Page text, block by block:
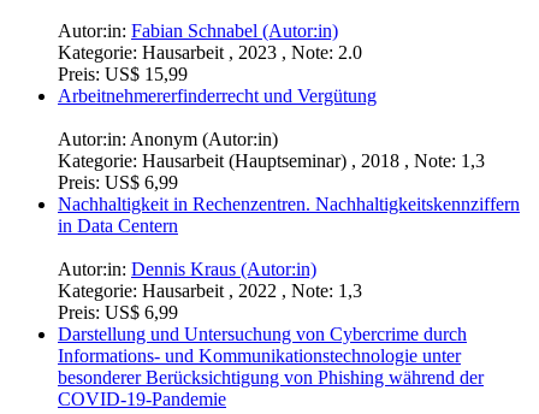
Autor:in: Fabian Schnabel (Autor:in)
Kategorie: Hausarbeit , 2023 , Note: 2.0
Preis: US$ 15,99
Arbeitnehmererfinderrecht und Vergütung
Autor:in: Anonym (Autor:in)
Kategorie: Hausarbeit (Hauptseminar) , 2018 , Note: 1,3
Preis: US$ 6,99
Nachhaltigkeit in Rechenzentren. Nachhaltigkeitskennziffern
in Data Centern
Autor:in: Dennis Kraus (Autor:in)
Kategorie: Hausarbeit , 2022 , Note: 1,3
Preis: US$ 6,99
Darstellung und Untersuchung von Cybercrime durch
Informations- und Kommunikationstechnologie unter
besonderer Berücksichtigung von Phishing während der
COVID-19-Pandemie